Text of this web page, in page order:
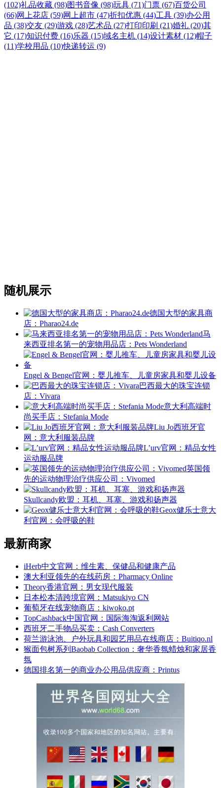
(102)礼品收藏 (98)图书音像 (98)玩具 (71)门票 (67)百货公司
(66)网上花店 (59)网上超市 (47)折扣优惠 (44)工具 (39)办公用
品 (38)交友 (29)游戏 (28)艺术品 (27)打印印刷 (21)婚礼 (20)其
它 (17)知识付费 (16)乐器 (15)域名主机 (14)设计素材 (12)帽子
(11)学校用品 (10)快递转运 (9)
随机展示
德国大型的家具商
店：Pharao24.de
马
来西亚排名第一的宠物用品店：Pets Wonderland
Engel & Bengel官网：婴儿推车、儿童房家具和婴儿设备
巴西最大的珠宝连锁
店：Vivara
意大利高端时
尚买手店：Stefania Mode
Liu Jo西班牙官
网：意大利服装品牌
L’urv官网：精品女性
运动服品牌
英国领
先的运动物理治疗供应公司：Vivomed
Skullcandy欧盟：耳机、耳塞、游戏和扬声器
Geox健乐士意大
利官网：会呼吸的鞋
最新商家
iHerb中文官网：维生素、保健品和健康产品
澳大利亚领先的在线药房：Pharmacy Online
Theory香港官网：男女现代服装
日本松本清跨境官网：Matsukiyo CN
葡萄牙在线宠物商店：kiwoko.pt
TopCashback中国官网：国际海淘返利网站
西班牙二手物品买卖：Cash Converters
荷兰游泳池、户外玩具和园艺用品在线商店：Buitiqo.nl
猴面包树系列Baobab Collection：奢华香氛蜡烛和家居香
氛
德国排名第一的商业办公用品供应商：Printus